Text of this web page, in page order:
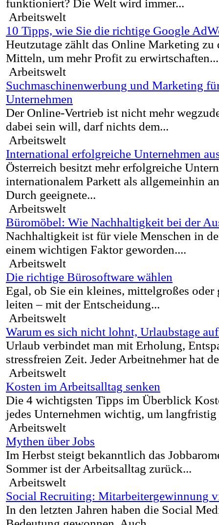
funktioniert? Die Welt wird immer...
Arbeitswelt
10 Tipps, wie Sie die richtige Google
Heutzutage zählt das Online Marketing zu
Mitteln, um mehr Profit zu
Arbeitswelt
Suchmaschinenwerbung und Marketing
Unternehmen
Der Online-Vertrieb ist nicht mehr
dabei sein will, darf nichts dem...
Arbeitswelt
International erfolgreiche Unternehmen
Österreich besitzt mehr erfolgreiche
internationalem Parkett als allgemeinhin
Durch geeignete...
Arbeitswelt
Büromöbel: Wie Nachhaltigkeit bei der
Nachhaltigkeit ist für viele Menschen in
einem wichtigen Faktor geworden....
Arbeitswelt
Die richtige Bürosoftware wählen
Egal, ob Sie ein kleines, mittelgroßes oder
leiten – mit der Entscheidung...
Arbeitswelt
Warum es sich nicht lohnt, Urlaubstage
Urlaub verbindet man mit Erholung,
stressfreien Zeit. Jeder Arbeitnehmer hat
Arbeitswelt
Kosten im Arbeitsalltag senken
Die 4 wichtigsten Tipps im Überblick
jedes Unternehmen wichtig, um
Arbeitswelt
Mythen über Jobs
Im Herbst steigt bekanntlich das
Sommer ist der Arbeitsalltag zurück...
Arbeitswelt
Social Recruiting: Mitarbeitergewinnung
In den letzten Jahren haben die Social